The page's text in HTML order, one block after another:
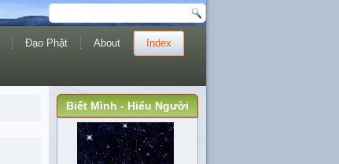
Đạo Phật About Index
Biết Mình - Hiểu Người